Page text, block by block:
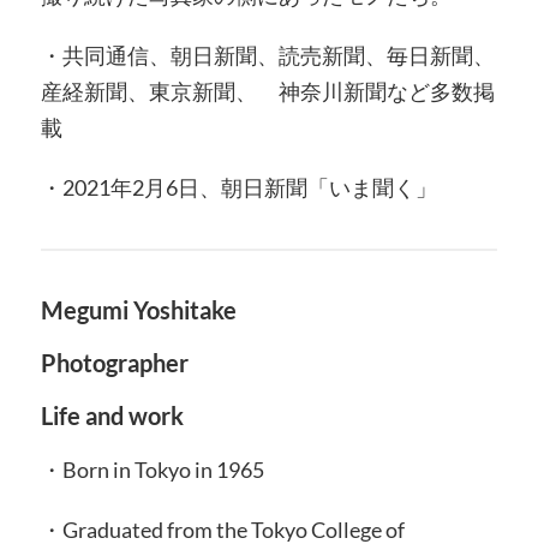
・共同通信、朝日新聞、読売新聞、毎日新聞、
産経新聞、東京新聞、 神奈川新聞など多数掲
載
・2021年2月6日、朝日新聞「いま聞く」
Megumi Yoshitake
Photographer
Life and work
・Born in Tokyo in 1965
・Graduated from the Tokyo College of